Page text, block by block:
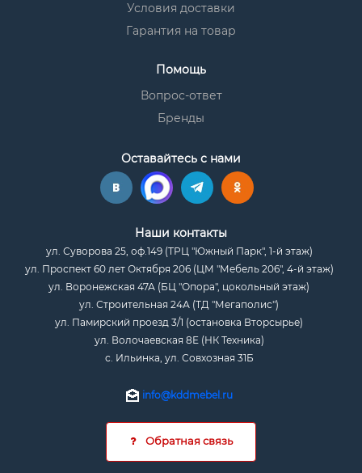
Условия доставки
Гарантия на товар
Помощь
Вопрос-ответ
Бренды
Оставайтесь с нами
Наши контакты
ул. Суворова 25, оф.149 (ТРЦ "Южный Парк", 1-й этаж)
ул. Проспект 60 лет Октября 206 (ЦМ "Мебель 206", 4-й этаж)
ул. Воронежская 47А (БЦ "Опора", цокольный этаж)
ул. Строительная 24А (ТД "Мегаполис")
ул. Памирский проезд 3/1 (остановка Вторсырье)
ул. Волочаевская 8Е (НК Техника)
с. Ильинка, ул. Совхозная 31Б
info@kddmebel.ru
Обратная связь